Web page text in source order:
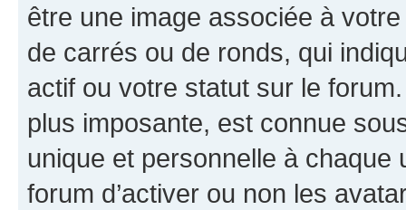
être une image associée à
de carrés ou de ronds, qui
actif ou votre statut sur le
plus imposante, est connue
unique et personnelle à chaque
forum d’activer ou non les